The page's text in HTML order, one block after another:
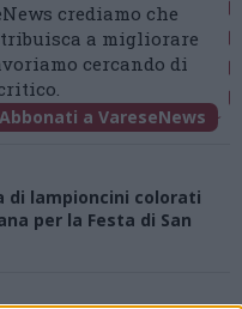
crediamo che
a migliorare
cercando di
Abbonati a VareseNews
di lampioncini colorati
per la Festa di San